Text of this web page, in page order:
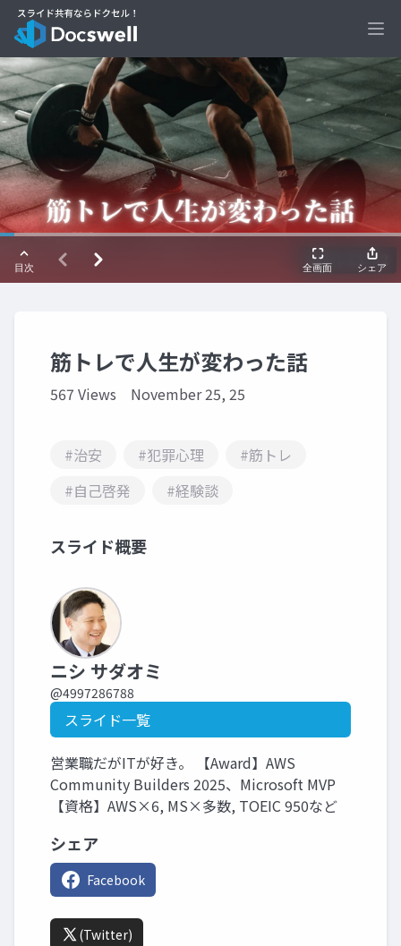
筋トレで人生が変わった話
567 Views November 25, 25
#治安 #犯罪心理
#筋トレ
#自己啓発
#経験談
スライド概要
ニシ サダオミ
@4997286788
スライド一覧
営業職だがITが好き。 【Award】AWS
Community Builders 2025、Microsoft MVP
【資格】AWS×6, MS×多数, TOEIC 950など
シェア
Facebook
(Twitter)